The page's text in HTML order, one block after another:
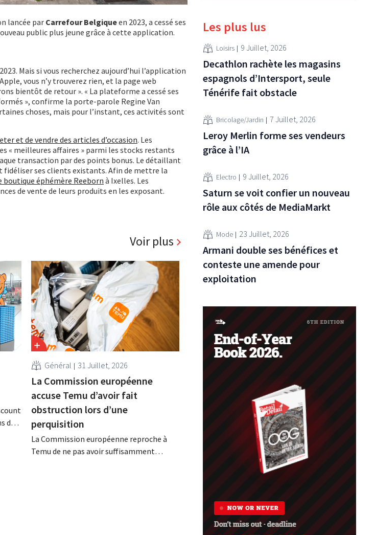
lancée par Carrefour Belgiqueen 2023, a cessé ses
public plus jeune grâce à cette application.
Mais si vous recherchez aujourd’hui l’application
vous n’y trouverez rien, et la page web
bientôt de retour ». « La plateforme a cessé ses
», confirme la porte-parole Regine Van
choses, mais pour l’instant, ces activités sont
et de vendre des articles d’occasion. Les
« meilleures affaires » parmi les stocks restants
transaction par des points bonus. Le détaillant
ses clients existants. Afin de mettre la
boutique éphémère Reebornà Ixelles. Les
de vente de leurs produits en les exposant.
Voir plus
de
Général 31 Juillet, 2026
La Commission européenne
accuse Temu d’avoir fait
obstruction lors d’une
perquisition
La Commission européenne reproche à
Temu de ne pas avoir suffisamment
Les plus lus
Loisirs 9 Juillet, 2026
Decathlon rachète les magasins
espagnols d’Intersport, seule
Ténérife fait obstacle
Bricolage/Jardin 7 Juillet, 2026
Leroy Merlin forme ses vendeurs
grâce à l’IA
Electro 9 Juillet, 2026
Saturn se voit confier un nouveau
rôle aux côtés de MediaMarkt
Mode 23 Juillet, 2026
Armani double ses bénéfices et
conteste une amende pour
exploitation